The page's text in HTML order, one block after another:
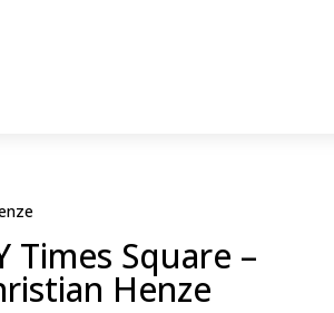
Times Square –
Henze